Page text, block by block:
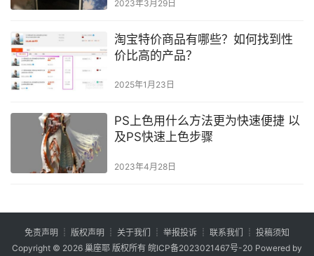
2023年3月29日
淘宝特价商品有哪些？如何找到性
价比高的产品？
2025年1月23日
PS上色用什么方法更为快速便捷 以
及PS快速上色步骤
2023年4月28日
免责声明 ┊ 版权声明 ┊ 关于我们 ┊ 举报投诉 ┊ 联系我们 ┊ 投稿须知
Copyright © 2026 巢座耶 版权所有 皖ICP备2023021467号-20 Powered by